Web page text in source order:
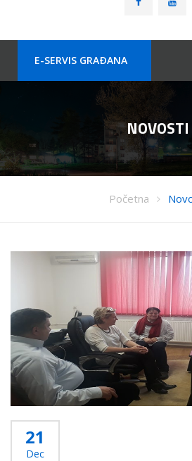
E-SERVIS GRAÐANA
NOVOSTI
Početna
21
Dec